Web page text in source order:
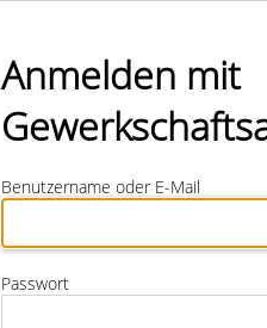
Anmelden mit
Benutzername oder E-Mail
Passwort